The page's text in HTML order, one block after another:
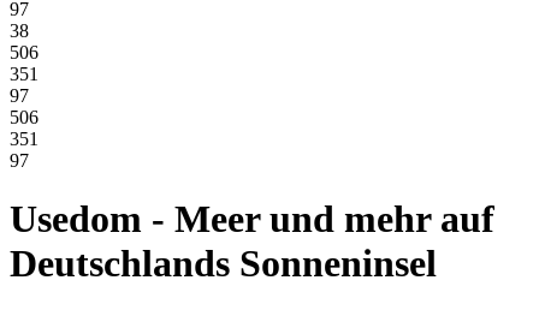
97
38
506
351
97
506
351
97
Usedom - Meer und mehr auf
Deutschlands Sonneninsel